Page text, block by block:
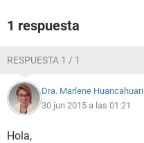
1 respuesta
RESPUESTA 1 / 1
Dra. Marlene Huancahuari
30 jun 2015 a las 01:21
Hola,